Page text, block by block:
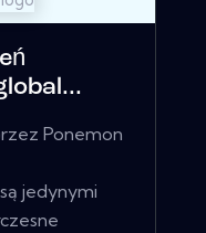
Ponemon
jedynymi